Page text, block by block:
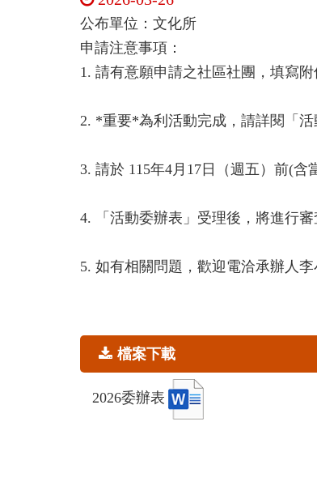
公布單位：文化所
申請注意事項：
1. 請有意願申請之社區社團，填寫
2. *重要*為利活動完成，請詳閱「活
3. 請於 115年4月17日（週五）前(
4. 「活動委辦表」受理後，將進行
5. 如有相關問題，歡迎電洽承辦人
檔案下載
2026委辦表